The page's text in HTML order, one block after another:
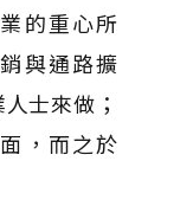
的重心所
與通路擴
士來做；
，而之於